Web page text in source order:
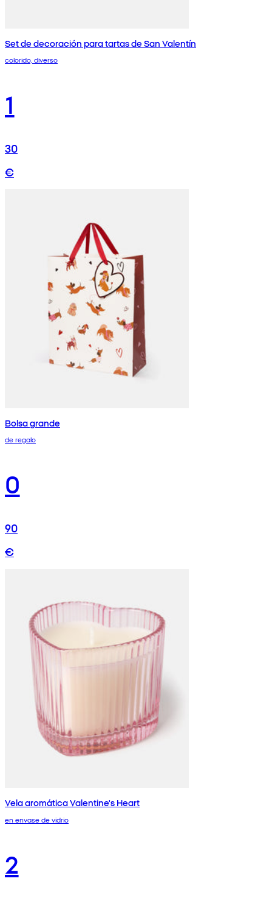
Set de decoración para tartas de San Valentín
colorido, diverso
1
30
€
Bolsa grande
de regalo
0
90
€
Vela aromática Valentine's Heart
en envase de vidrio
2